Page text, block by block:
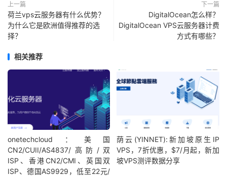
上一篇
荷兰vps云服务器有什么优势？
为什么它是欧洲值得推荐的选
择？
下一篇
DigitalOcean怎么样？
DigitalOcean VPS云服务器计费
方式有哪些？
相关推荐
onetechcloud：美国
CN2/CUII/AS4837/高防/双
ISP、香港CN2/CMI、英国双
ISP、德国AS9929，低至22元/
荫云(YINNET):新加坡原生IP
VPS，7折优惠，$7/月起，新加
坡VPS测评数据分享